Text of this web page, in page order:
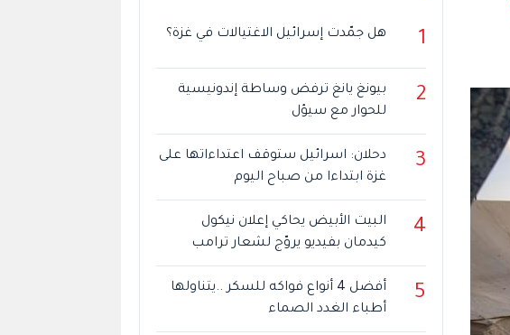
1 هل جمّدت إسرائيل الاغتيالات في غزة؟
2
بيونغ يانغ ترفض وساطة إندونيسية
للحوار مع سيؤل
3
دحلان: اسرائيل ستوقف اعتداءاتها على
غزة ابتداءا من صباح اليوم
4
البيت الأبيض يحاكي إعلان نيكول
كيدمان بفيديو يروّج لشعار ترامب
5
أفضل 4 أنواع فواكه للسكر ..يتناولها
أطباء الغدد الصماء